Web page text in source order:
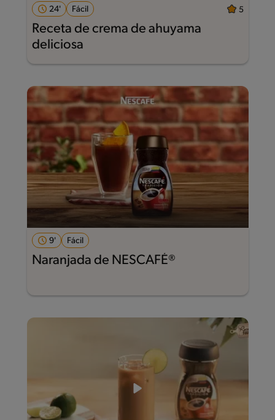
24' Fácil 5
Receta de crema de ahuyama
deliciosa
9' Fácil
Naranjada de NESCAFÉ®